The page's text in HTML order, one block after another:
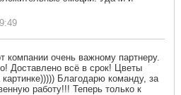
компании очень важному партнеру.
Доставлено всё в срок! Цветы
Благодарю команду, за
работу!!! Теперь только к